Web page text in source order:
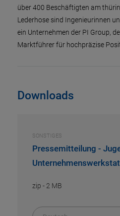
über 400 Beschäftigten am
Lederhose sind Ingenieurinnen
ein Unternehmen der PI Group,
Marktführer für hochpräzise
Downloads
SONSTIGES
Pressemitteilung -
zip - 2 MB